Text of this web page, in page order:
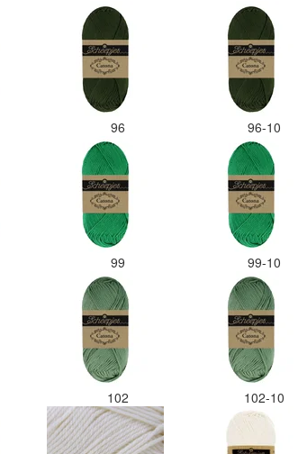
96 96-10
99 99-10
102 102-10